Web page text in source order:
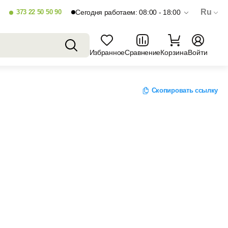
373 22 50 50 90 Сегодня работаем: 08:00 - 18:00 Ru
ИзбранноеСравнениеКорзинаВойти
Скопировать ссылку